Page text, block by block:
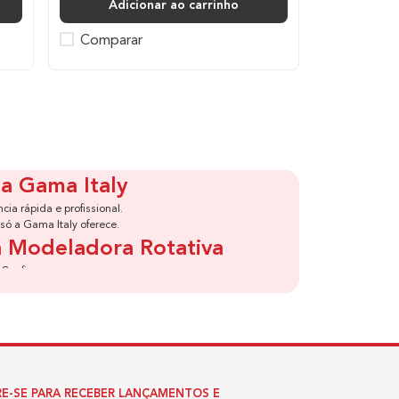
Adicionar ao carrinho
Comparar
Gama Italy
rápida e profissional.
a Gama Italy oferece.
Modeladora Rotativa
2 em 1?
SE PARA RECEBER LANÇAMENTOS E